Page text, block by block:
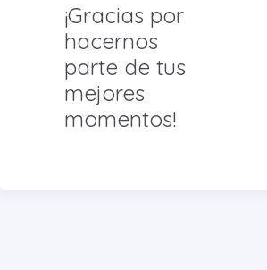
¡Gracias por
hacernos
parte de tus
mejores
momentos!